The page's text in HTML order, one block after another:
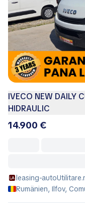
IVECO NEW DAILY
HIDRAULIC
14.900 €
leasing-
Rumänien, Ilfov,